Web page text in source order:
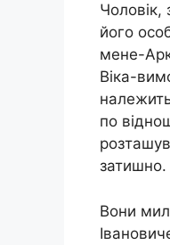
його
мене-
Віка-
по
затишно.
Вони